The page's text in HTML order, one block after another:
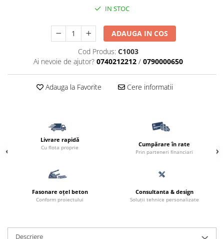
Bordura piscina
Capace de gard
Elemente gard
Pervaz geam piatra compozita
Produse auxiliare
Gresie si faianta
IN STOC
ADAUGA IN COS
Cod Produs: C1003
Ai nevoie de ajutor? 0740212212 / 0790000650
Adauga la Favorite Cere informatii
Livrare rapidă
Cu flota proprie Cumpărare în rate
Prin parteneri financiari
Fasonare oțel beton
Conform proiectului
Consultanta & design
Soluții tehnice personalizate
Descriere